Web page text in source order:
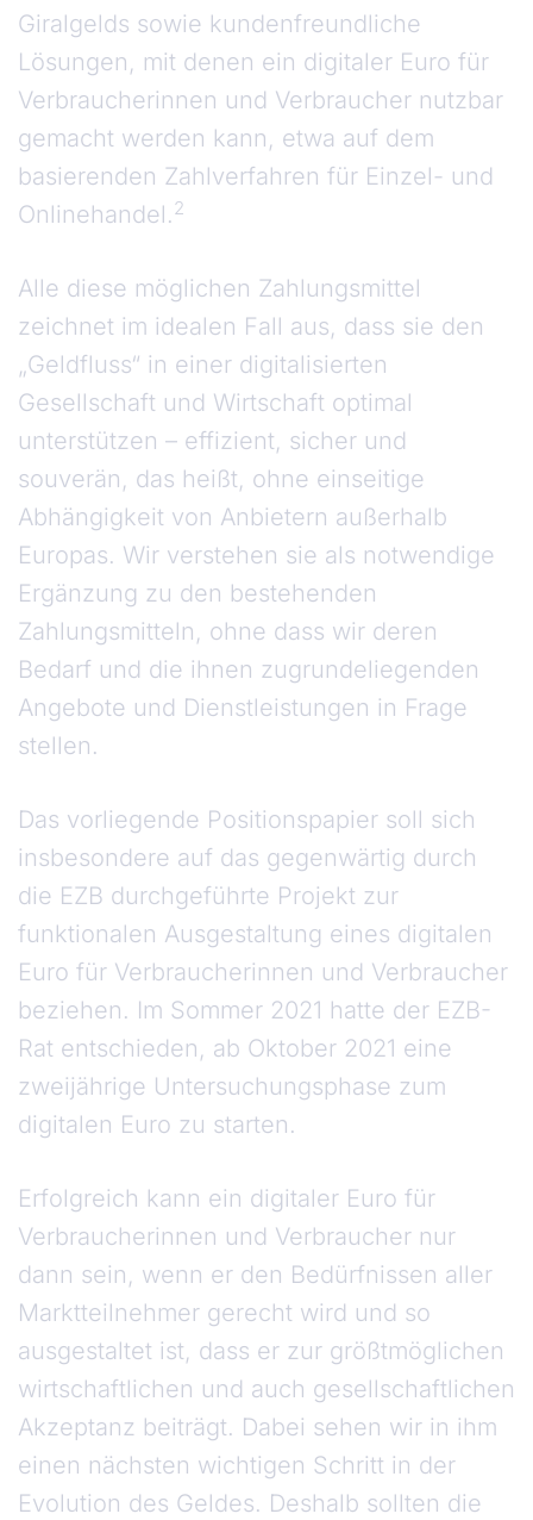
Giralgelds sowie kundenfreundliche
Lösungen, mit denen ein digitaler Euro für
Verbraucherinnen und Verbraucher nutzbar
gemacht werden kann, etwa auf dem
basierenden Zahlverfahren für Einzel- und
Onlinehandel.2
Alle diese möglichen Zahlungsmittel
zeichnet im idealen Fall aus, dass sie den
„Geldfluss“ in einer digitalisierten
Gesellschaft und Wirtschaft optimal
unterstützen – effizient, sicher und
souverän, das heißt, ohne einseitige
Abhängigkeit von Anbietern außerhalb
Europas. Wir verstehen sie als notwendige
Ergänzung zu den bestehenden
Zahlungsmitteln, ohne dass wir deren
Bedarf und die ihnen zugrundeliegenden
Angebote und Dienstleistungen in Frage
stellen.
Das vorliegende Positionspapier soll sich
insbesondere auf das gegenwärtig durch
die EZB durchgeführte Projekt zur
funktionalen Ausgestaltung eines digitalen
Euro für Verbraucherinnen und Verbraucher
beziehen. Im Sommer 2021 hatte der EZB-
Rat entschieden, ab Oktober 2021 eine
zweijährige Untersuchungsphase zum
digitalen Euro zu starten.
Erfolgreich kann ein digitaler Euro für
Verbraucherinnen und Verbraucher nur
dann sein, wenn er den Bedürfnissen aller
Marktteilnehmer gerecht wird und so
ausgestaltet ist, dass er zur größtmöglichen
wirtschaftlichen und auch gesellschaftlichen
Akzeptanz beiträgt. Dabei sehen wir in ihm
einen nächsten wichtigen Schritt in der
Evolution des Geldes. Deshalb sollten die